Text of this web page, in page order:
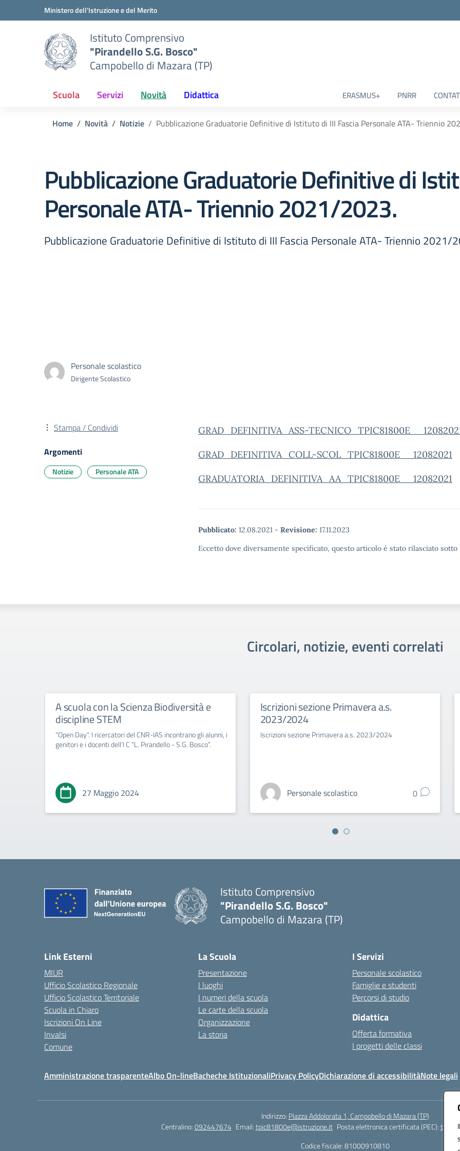
Vai ai contenuti
Vai al menu di navigazioneMinistero dell'Istruzione e del Merito
Istituto Comprensivo
"Pirandello S.G. Bosco"
Campobello di Mazara (TP)
Scuola Servizi Novità Didattica ERASMUS+ PNRR
Home Novità Notizie Pubblicazione Graduatorie Definitive di Istituto di III Fascia Personale ATA- Triennio
Pubblicazione Graduatorie Definitive di
Personale ATA- Triennio 2021/2023.
Pubblicazione Graduatorie Definitive di Istituto di III Fascia Personale ATA- Triennio 2021/
Personale scolastico
Dirigente Scolastico
GRAD_DEFINITIVA_ASS-
GRAD_DEFINITIVA_COLL-SCOL_TPIC81800E__12082021
GRADUATORIA_DEFINITIVA_AA_TPIC81800E__12082021
Pubblicato: 12.08.2021 - Revisione: 17.11.2023
Eccetto dove diversamente specificato, questo articolo è stato rilasciato
Stampa / Condividi
Argomenti
Notizie Personale ATA
Circolari, notizie, eventi correlati
A scuola con la Scienza Biodiversità e
discipline STEM
"Open Day". I ricercatori del CNR-IAS incontrano gli alunni, i
genitori e i docenti dell’I C “L. Pirandello - S.G. Bosco”.
27 Maggio 2024
Iscrizioni sezione Primavera a.s.
2023/2024
Iscrizioni sezione Primavera a.s. 2023/2024
Personale scolastico 0
Istituto Comprensivo
"Pirandello S.G. Bosco"
Campobello di Mazara (TP)
Link Esterni
MIUR
Ufficio Scolastico Regionale
Ufficio Scolastico Territoriale
Scuola in Chiaro
Iscrizioni On Line
Invalsi
Comune
La Scuola
Presentazione
I luoghi
I numeri della scuola
Le carte della scuola
Organizzazione
La storia
I Servizi
Personale scolastico
Famiglie e studenti
Percorsi di studio
Didattica
Offerta formativa
I progetti delle classi
Amministrazione trasparenteAlbo On-lineBacheche IstituzionaliPrivacy PolicyDichiarazione di accessibilitàNote legali
Indirizzo: Piazza Addolorata 1, Campobello di Mazara (TP)
Centralino:092447674 Email:tpic81800e@istruzione.it Posta elettronica certificata (PEC):
Codice fiscale: 81000910810